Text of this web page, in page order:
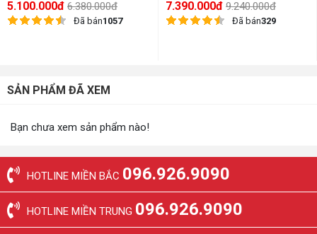
5.100.000đ 6.380.000đ
Đã bán1057
7.390.000đ 9.240.000đ
Đã bán329
SẢN PHẨM ĐÃ XEM
Bạn chưa xem sản phẩm nào!
HOTLINE MIỀN BẮC 096.926.9090
HOTLINE MIỀN TRUNG 096.926.9090